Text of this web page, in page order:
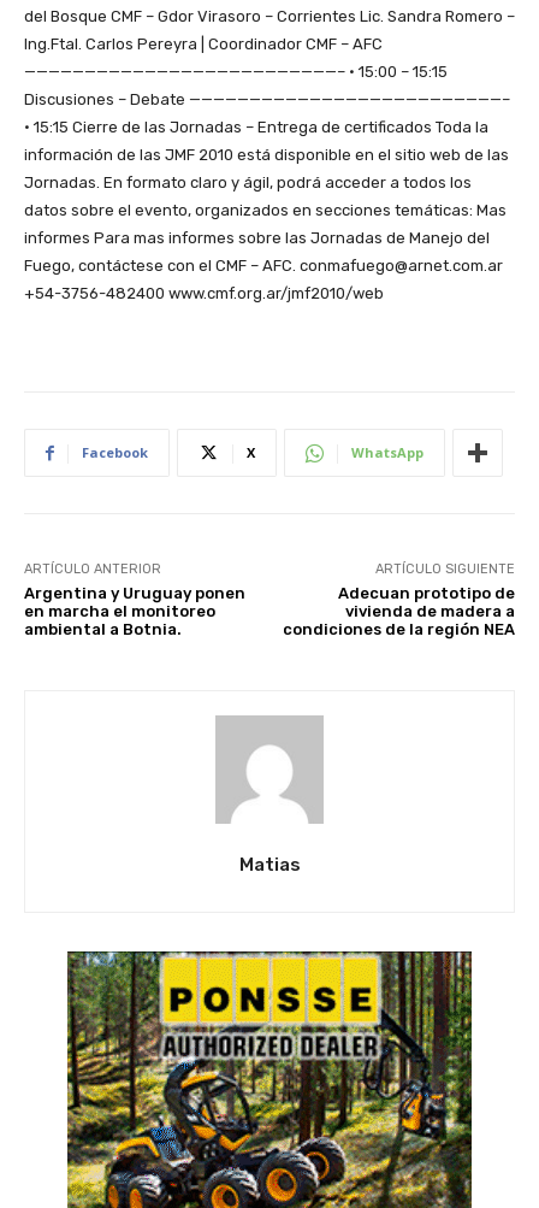
del Bosque CMF – Gdor Virasoro – Corrientes Lic. Sandra Romero –
Ing.Ftal. Carlos Pereyra | Coordinador CMF – AFC
——————————————————————————– • 15:00 – 15:15
Discusiones – Debate ——————————————————————————–
• 15:15 Cierre de las Jornadas – Entrega de certificados Toda la
información de las JMF 2010 está disponible en el sitio web de las
Jornadas. En formato claro y ágil, podrá acceder a todos los
datos sobre el evento, organizados en secciones temáticas: Mas
informes Para mas informes sobre las Jornadas de Manejo del
Fuego, contáctese con el CMF – AFC. conmafuego@arnet.com.ar
+54-3756-482400 www.cmf.org.ar/jmf2010/web
Facebook X WhatsApp
ARTÍCULO ANTERIOR
Argentina y Uruguay ponen
en marcha el monitoreo
ambiental a Botnia.
ARTÍCULO SIGUIENTE
Adecuan prototipo de
vivienda de madera a
condiciones de la región NEA
Matias